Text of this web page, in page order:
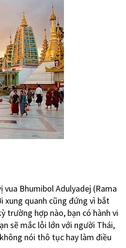
vua Bhumibol Adulyadej (Rama
xung quanh cũng đứng vì bắt
trường hợp nào, bạn có hành vi
sẽ mắc lỗi lớn với người Thái,
nói thô tục hay làm điều